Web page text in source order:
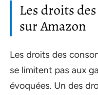
Les droits
sur Amazon
Les droits des
se limitent pas aux
évoquées. Un des